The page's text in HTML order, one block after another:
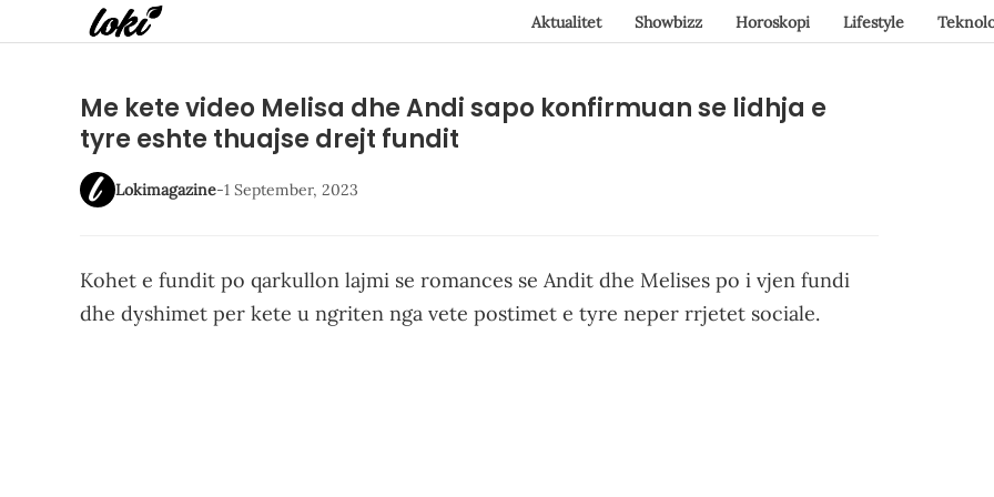
Aktualitet Showbizz Horoskopi Lifestyle
Me kete video Melisa dhe Andi sapo konfirmuan se lidhja e
tyre eshte thuajse drejt fundit
Lokimagazine-1 September, 2023
Kohet e fundit po qarkullon lajmi se romances se Andit dhe Melises po i vjen fundi
dhe dyshimet per kete u ngriten nga vete postimet e tyre neper rrjetet sociale.